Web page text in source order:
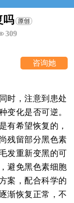
吗
309
王树申
擅长：外科
时，注意到患处
变化是否可逆。
有希望恢复的，
残留部分黑色素
发重新变黑的可
避免黑色素细胞
案，配合科学的
渐恢复正常，不